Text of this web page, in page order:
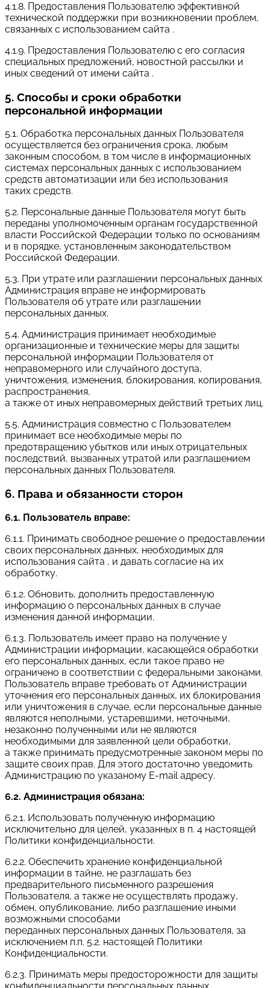
4.1.8. Предоставления Пользователю эффективной
технической поддержки при возникновении проблем,
связанных с использованием сайта .
4.1.9. Предоставления Пользователю с его согласия
специальных предложений, новостной рассылки и
иных сведений от имени сайта .
5. Способы и сроки обработки
персональной информации
5.1. Обработка персональных данных Пользователя
осуществляется без ограничения срока, любым
законным способом, в том числе в информационных
системах персональных данных с использованием
средств автоматизации или без использования
таких средств.
5.2. Персональные данные Пользователя могут быть
переданы уполномоченным органам государственной
власти Российской Федерации только по основаниям
и в порядке, установленным законодательством
Российской Федерации.
5.3. При утрате или разглашении персональных данных
Администрация вправе не информировать
Пользователя об утрате или разглашении
персональных данных.
5.4. Администрация принимает необходимые
организационные и технические меры для защиты
персональной информации Пользователя от
неправомерного или случайного доступа,
уничтожения, изменения, блокирования, копирования,
распространения,
а также от иных неправомерных действий третьих лиц.
5.5. Администрация совместно с Пользователем
принимает все необходимые меры по
предотвращению убытков или иных отрицательных
последствий, вызванных утратой или разглашением
персональных данных Пользователя.
6. Права и обязанности сторон
6.1. Пользователь вправе:
6.1.1. Принимать свободное решение о предоставлении
своих персональных данных, необходимых для
использования сайта , и давать согласие на их
обработку.
6.1.2. Обновить, дополнить предоставленную
информацию о персональных данных в случае
изменения данной информации.
6.1.3. Пользователь имеет право на получение у
Администрации информации, касающейся обработки
его персональных данных, если такое право не
ограничено в соответствии с федеральными законами.
Пользователь вправе требовать от Администрации
уточнения его персональных данных, их блокирования
или уничтожения в случае, если персональные данные
являются неполными, устаревшими, неточными,
незаконно полученными или не являются
необходимыми для заявленной цели обработки,
а также принимать предусмотренные законом меры по
защите своих прав. Для этого достаточно уведомить
Администрацию по указаному E-mail адресу.
6.2. Администрация обязана:
6.2.1. Использовать полученную информацию
исключительно для целей, указанных в п. 4 настоящей
Политики конфиденциальности.
6.2.2. Обеспечить хранение конфиденциальной
информации в тайне, не разглашать без
предварительного письменного разрешения
Пользователя, а также не осуществлять продажу,
обмен, опубликование, либо разглашение иными
возможными способами
переданных персональных данных Пользователя, за
исключением п.п. 5.2. настоящей Политики
Конфиденциальности.
6.2.3. Принимать меры предосторожности для защиты